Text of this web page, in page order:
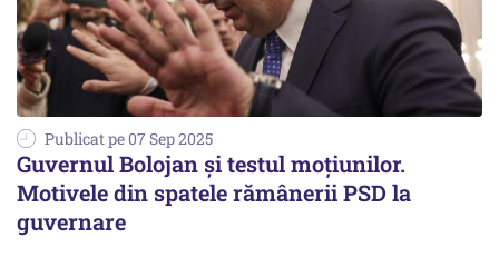
Publicat pe 07 Sep 2025
Guvernul Bolojan și testul moțiunilor.
Motivele din spatele rămânerii PSD la
guvernare